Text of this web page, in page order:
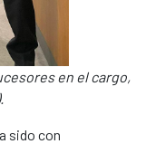
en el cargo,
sido con